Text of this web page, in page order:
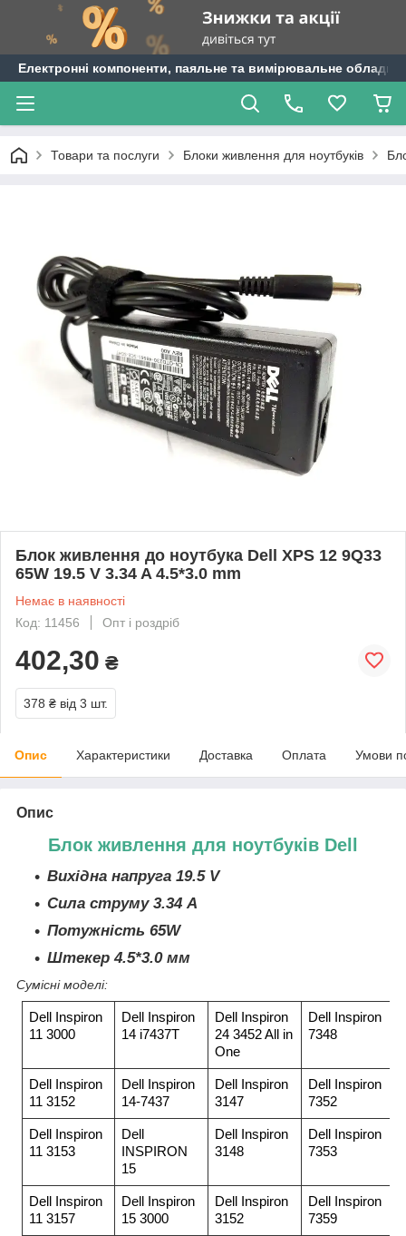
Електронні компоненти, паяльне та вимірювальне
Товари та послуги Блоки живлення для ноутбуків
Блок живлення до ноутбука Dell XPS 12 9Q33
65W 19.5 V 3.34 A 4.5*3.0 mm
Немає в наявності
Код: 11456
Опт і роздріб
402,30 ₴
378 ₴ від 3 шт.
Опис Характеристики Доставка Оплата Умови
Опис
Блок живлення для ноутбуків Dell
Вихідна напруга 19.5 V
Сила струму 3.34 A
Потужність 65W
Штекер 4.5*3.0 мм
Сумісні моделі:
Dell Inspiron
11 3000
Dell Inspiron
14 i7437T
Dell Inspiron
24 3452 All in
One
Dell Inspiron
7348
Dell Inspiron
11 3152
Dell Inspiron
14-7437
Dell Inspiron
3147
Dell Inspiron
7352
Dell Inspiron
11 3153
Dell
INSPIRON
15
Dell Inspiron
3148
Dell Inspiron
7353
Dell Inspiron
11 3157
Dell Inspiron
15 3000
Dell Inspiron
3152
Dell Inspiron
7359